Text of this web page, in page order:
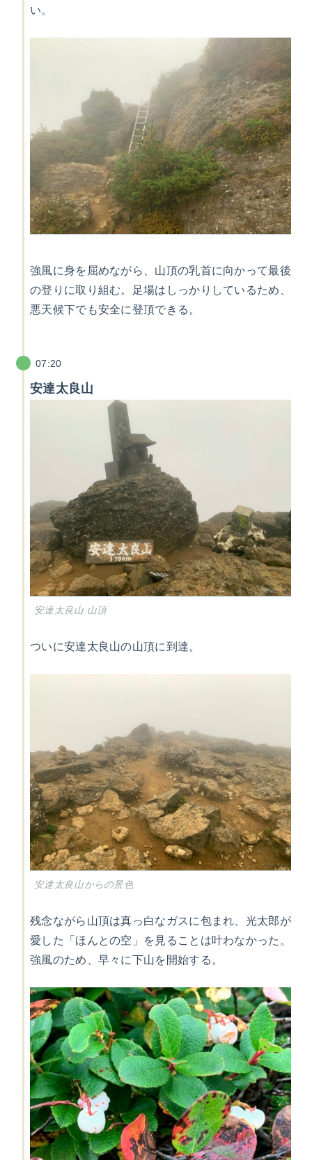
い。
強風に身を屈めながら、山頂の乳首に向かって最後
の登りに取り組む。足場はしっかりしているため、
悪天候下でも安全に登頂できる。
07:20
安達太良山
安達太良山 山頂
ついに安達太良山の山頂に到達。
安達太良山からの景色
残念ながら山頂は真っ白なガスに包まれ、光太郎が
愛した「ほんとの空」を見ることは叶わなかった。
強風のため、早々に下山を開始する。